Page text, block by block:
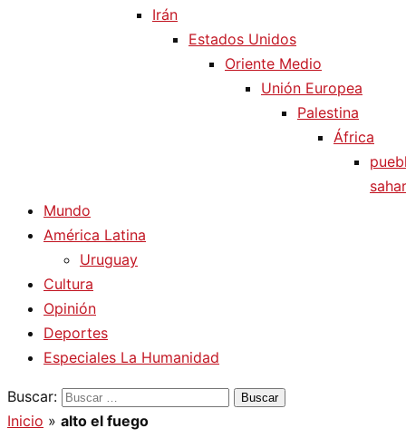
Irán
Estados Unidos
Oriente Medio
Unión Europea
Palestina
África
Mundo
América Latina
Uruguay
Cultura
Opinión
Deportes
Especiales La Humanidad
Buscar:
Inicio » alto el fuego